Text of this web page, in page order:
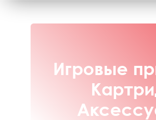
Игровые